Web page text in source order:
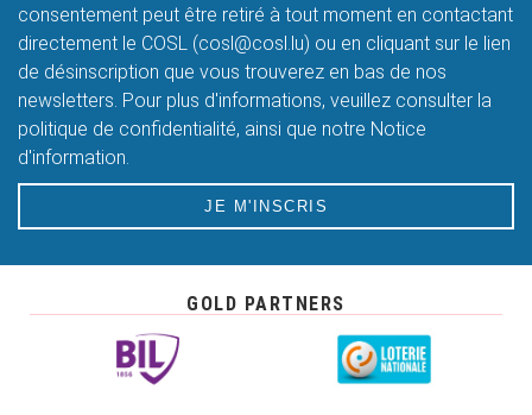
consentement peut être retiré à tout moment en contactant
directement le COSL (cosl@cosl.lu) ou en cliquant sur le lien
de désinscription que vous trouverez en bas de nos
newsletters. Pour plus d'informations, veuillez consulter la
politique de confidentialité, ainsi que notre Notice
d'information.
JE M'INSCRIS
GOLD PARTNERS